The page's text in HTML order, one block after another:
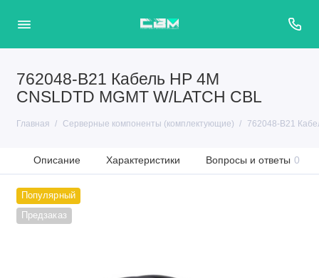
762048-B21 Кабель HP 4M
CNSLDTD MGMT W/LATCH CBL
Главная Серверные компоненты (комплектующие) 762048-B21
Описание Характеристики Вопросы и ответы 0
Популярный
Предзаказ